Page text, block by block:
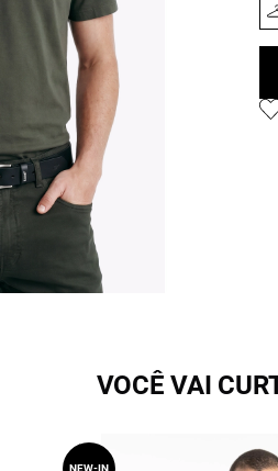
VOCÊ VAI
NEW-IN